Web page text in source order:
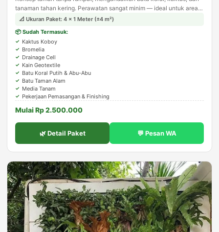
tanaman tahan kering. Perawatan sangat minim — ideal untuk area
sempit seperti samping rumah atau carport.
📐 Ukuran Paket: 4 × 1 Meter (±4 m²)
📦 Sudah Termasuk:
Kaktus Koboy
Bromelia
Drainage Cell
Kain Geotextile
Batu Koral Putih & Abu-Abu
Batu Taman Alam
Media Tanam
Pekerjaan Pemasangan & Finishing
Mulai Rp 2.500.000
🌿 Detail Paket 💬 Pesan WA